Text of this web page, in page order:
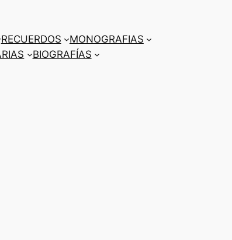
RECUERDOS
MONOGRAFIAS
BIOGRAFÍAS